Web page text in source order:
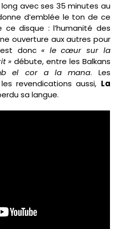
avec ses 35 minutes au
d’emblée le ton de ce
disque : l’humanité des
ouverture aux autres pour
donc« le cœur sur la
»débute, entre les Balkans
el cor a la mana. Les
revendications aussi, La
sa langue.